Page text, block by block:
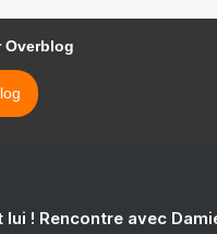
Overblog
! Rencontre avec